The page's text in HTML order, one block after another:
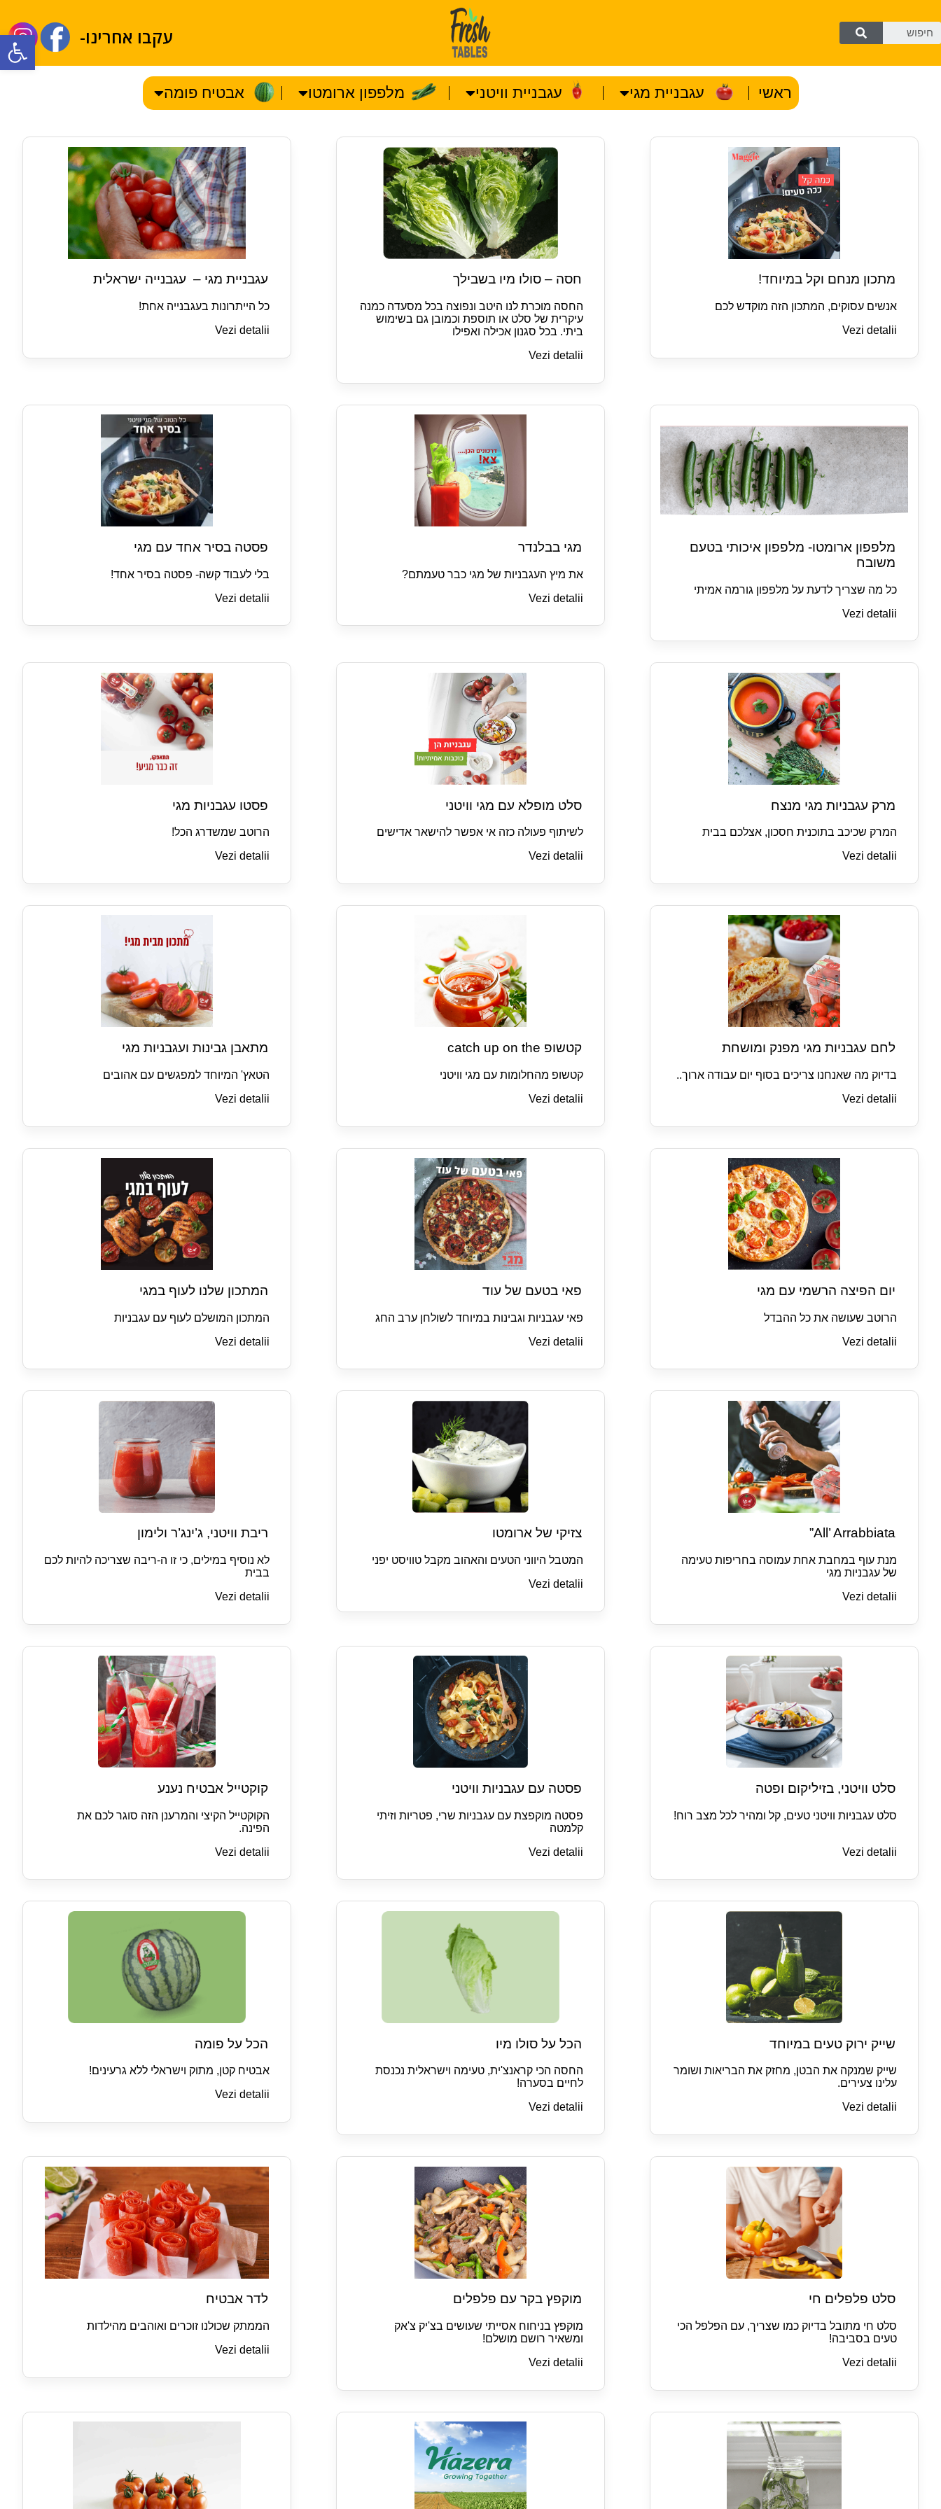
עקבו אחרינו-
ראשי עגבניית מגי עגבניית וויטני מלפפון ארומטו אבטיח פומה
מתכון מנחם וקל במיוחד!
אנשים עסוקים, המתכון הזה מוקדש לכם
Vezi detalii
חסה – סולו מיו בשבילך
החסה מוכרת לנו היטב ונפוצה בכל מסעדה כמנה
עיקרית של סלט או תוספת וכמובן גם בשימוש
ביתי. בכל סגנון אכילה ואפילו
Vezi detalii
עגבניית מגי – עגבנייה ישראלית
כל הייתרונות בעגבנייה אחת!
Vezi detalii
מלפפון ארומטו- מלפפון איכותי בטעם
משובח
כל מה שצריך לדעת על מלפפון גורמה אמיתי
Vezi detalii
מגי בבלנדר
את מיץ העגבניות של מגי כבר טעמתם?
Vezi detalii
פסטה בסיר אחד עם מגי
בלי לעבוד קשה- פסטה בסיר אחד!
Vezi detalii
מרק עגבניות מגי מנצח
המרק שכיכב בתוכנית חסכון, אצלכם בבית
Vezi detalii
סלט מופלא עם מגי וויטני
לשיתוף פעולה כזה אי אפשר להישאר אדישים
Vezi detalii
פסטו עגבניות מגי
הרוטב שמשדרג הכל!
Vezi detalii
לחם עגבניות מגי מפנק ומושחת
בדיוק מה שאנחנו צריכים בסוף יום עבודה ארוך..
Vezi detalii
קטשופ catch up on the
קטשופ מהחלומות עם מגי וויטני
Vezi detalii
מתאבן גבינות ועגבניות מגי
הטאץ' המיוחד למפגשים עם אהובים
Vezi detalii
יום הפיצה הרשמי עם מגי
הרוטב שעושה את כל ההבדל
Vezi detalii
פאי בטעם של עוד
פאי עגבניות וגבינות במיוחד לשולחן ערב החג
Vezi detalii
המתכון שלנו לעוף במגי
המתכון המושלם לעוף עם עגבניות
Vezi detalii
All’ Arrabbiata”
מנת עוף במחבת אחת עמוסה בחריפות טעימה
של עגבניות מגי
Vezi detalii
צזיקי של ארומטו
המטבל היווני הטעים והאהוב מקבל טוויסט יפני
Vezi detalii
ריבת וויטני, ג’ינג’ר ולימון
לא נוסיף במילים, כי זו ה-ריבה שצריכה להיות לכם
בבית
Vezi detalii
סלט וויטני, בזיליקום ופטה
סלט עגבניות וויטני טעים, קל ומהיר לכל מצב רוח!
Vezi detalii
פסטה עם עגבניות וויטני
פסטה מוקפצת עם עגבניות שרי, פטריות וזיתי
קלמטה
Vezi detalii
קוקטייל אבטיח נענע
הקוקטייל הקיצי והמרענן הזה סוגר לכם את
הפינה.
Vezi detalii
שייק ירוק טעים במיוחד
שייק שמנקה את הבטן, מחזק את הבריאות ושומר
עלינו צעירים.
Vezi detalii
הכל על סולו מיו
החסה הכי קראנצ'ית, טעימה וישראלית נכנסת
לחיים בסערה!
Vezi detalii
הכל על פומה
אבטיח קטן, מתוק וישראלי ללא גרעינים!
Vezi detalii
סלט פלפלים חי
סלט חי מתובל בדיוק כמו שצריך, עם הפלפל הכי
טעים בסביבה!
Vezi detalii
מוקפץ בקר עם פלפלים
מוקפץ בניחוח אסייתי שעושים בצ'יק צ'אק
ומשאיר רושם מושלם!
Vezi detalii
לדר אבטיח
הממתק שכולנו זוכרים ואוהבים מהילדות
Vezi detalii